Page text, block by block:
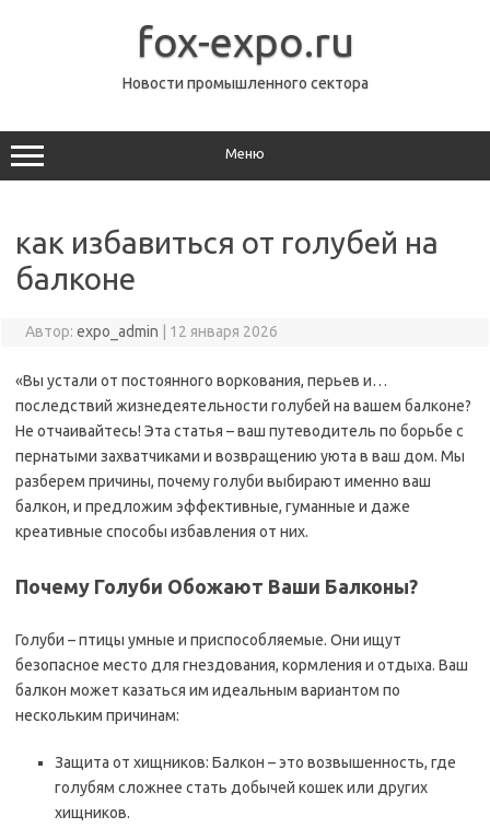
fox-expo.ru
Новости промышленного сектора
Меню
как избавиться от голубей на
балконе
Автор: expo_admin 12 января 2026
«Вы устали от постоянного воркования, перьев и…
последствий жизнедеятельности голубей на вашем балконе?
Не отчаивайтесь! Эта статья – ваш путеводитель по борьбе с
пернатыми захватчиками и возвращению уюта в ваш дом. Мы
разберем причины, почему голуби выбирают именно ваш
балкон, и предложим эффективные, гуманные и даже
креативные способы избавления от них.
Почему Голуби Обожают Ваши Балконы?
Голуби – птицы умные и приспособляемые. Они ищут
безопасное место для гнездования, кормления и отдыха. Ваш
балкон может казаться им идеальным вариантом по
нескольким причинам:
Защита от хищников: Балкон – это возвышенность, где
голубям сложнее стать добычей кошек или других
хищников.